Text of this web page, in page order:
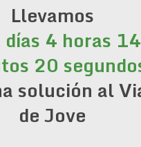
Llevamos
4 horas 14
20
solución al
de Jove